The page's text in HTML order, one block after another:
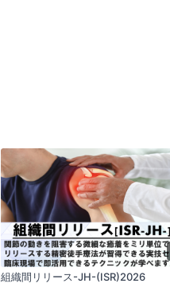
組織間リリース-JH-(ISR)2026